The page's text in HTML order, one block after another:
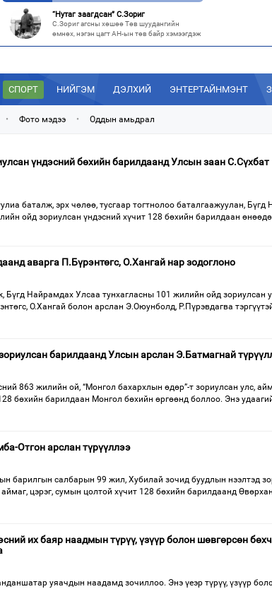
“Нутаг заагдсан” С.Зориг
С.Зориг агсны хөшөө Төв шуудангийн
өмнөх, нэгэн цагт АН-ын төв байр хэмээгдэж
Эрх зүйн үндэслэл нь тодорхойгүй “гадаад элч нарын”
Сүүлийн үед Улаанбаатар болон аймгуудаас
дэлхийн хотуудад биет төлөөлөгч
Төв шуудангийн урдах талбайд өнөөдрийг
СПОРТ НИЙГЭМ ДЭЛХИЙ ЭНТЕРТАЙНМЭНТ
• Фото мэдээ • Оддын амьдрал
үндэсний бөхийн барилдаанд Улсын заан С.Сүхбат
баталж, эрх чөлөө, тусгаар тогтнолоо баталгаажуулан,
ойд зориулсан үндэсний хүчит 128 бөхийн барилдаан
аварга П.Бүрэнтөгс, О.Хангай нар зодоглоно
Бүгд Найрамдах Улсаа тунхагласны 101 жилийн ойд зориулсан
О.Хангай болон арслан Э.Оюунболд, Р.Пүрэвдагва
барилдаанд Улсын арслан Э.Батмагнай
863 жилийн ой, “Монгол бахархлын өдөр”-т зориулсан улс,
бөхийн барилдаан Монгол бөхийн өргөөнд боллоо. Энэ
Отгон арслан түрүүллээ
барилгын салбарын 99 жил, Хубилай зочид буудлын нээлтэд
цэрэг, сумын цолтой хүчит 128 бөхийн барилдаанд
их баяр наадмын түрүү, үзүүр болон шөвгөрсөн
уяачдын наадамд зочиллоо. Энэ үеэр түрүү, үзүүр